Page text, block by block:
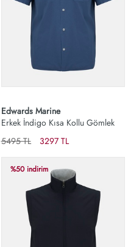
Edwards Marine
Erkek İndigo Kısa Kollu Gömlek
5495 TL
3297 TL
%50 indirim